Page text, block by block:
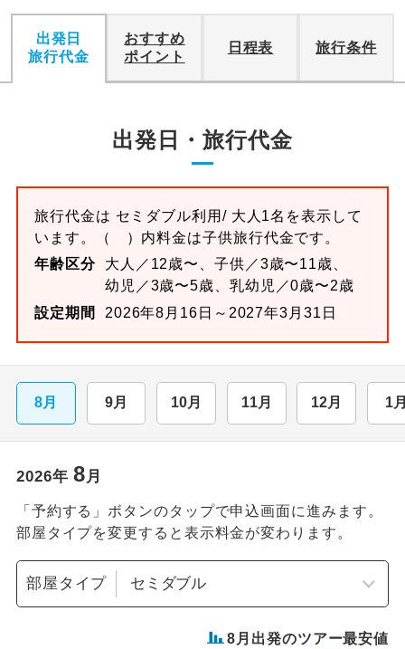
出発日
旅行代金
おすすめ
ポイント
日程表 旅行条件
出発日・旅行代金
旅行代金は セミダブル利用/ 大人1名を表示して
います。
（ ）内料金は子供旅行代金です。
年齢区分
大人／12歳〜、子供／3歳〜11歳、
幼児／3歳〜5歳、乳幼児／0歳〜2歳
設定期間
2026年8月16日～2027年3月31日
8月 9月 10月 11月 12月 1
2026年 8月
「予約する」ボタンのタップで申込画面に進みます。
部屋タイプを変更すると表示料金が変わります。
部屋タイプ
8 月出発のツアー最安値